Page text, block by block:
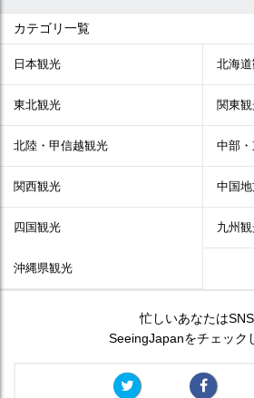
カテゴリ一覧
日本観光 北海
東北観光 関東
北陸・甲信越観光 中部
関西観光 中国
四国観光 九州
沖縄県観光
忙しいあなたは
SeeingJapanをチェック